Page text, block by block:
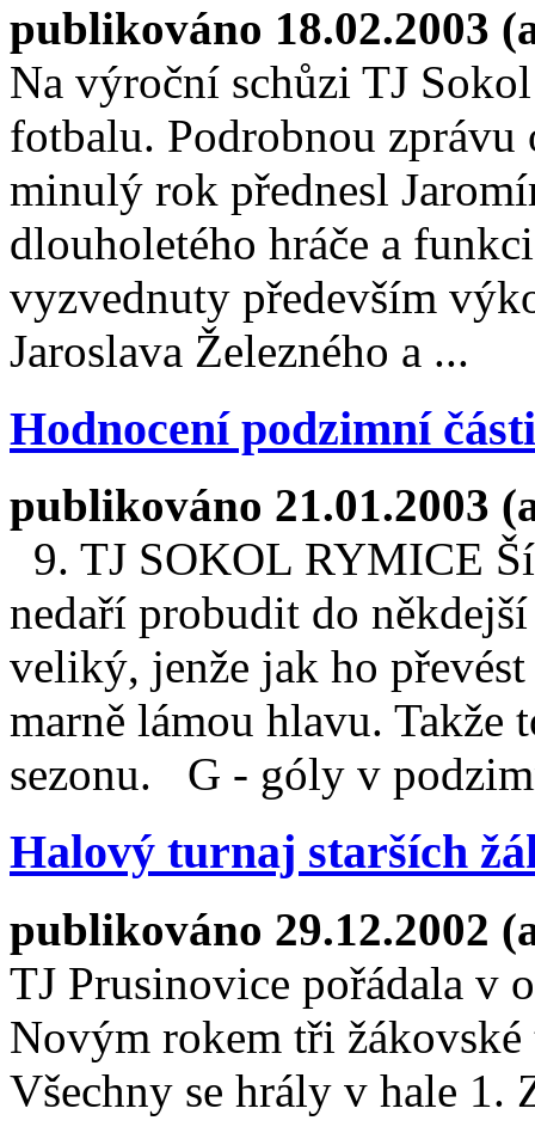
publikováno 18.02.2003
Na výroční schůzi TJ
fotbalu. Podrobnou
minulý rok přednesl
dlouholetého hráče a
vyzvednuty především
Jaroslava Železného a ...
Hodnocení podzimní
publikováno 21.01.2003
9. TJ SOKOL RYMICE
nedaří probudit do
veliký, jenže jak ho
marně lámou hlavu. Takže
sezonu. G - góly v
Halový turnaj starších
publikováno 29.12.2002
TJ Prusinovice pořádala v
Novým rokem tři žákovské
Všechny se hrály v hale 1.